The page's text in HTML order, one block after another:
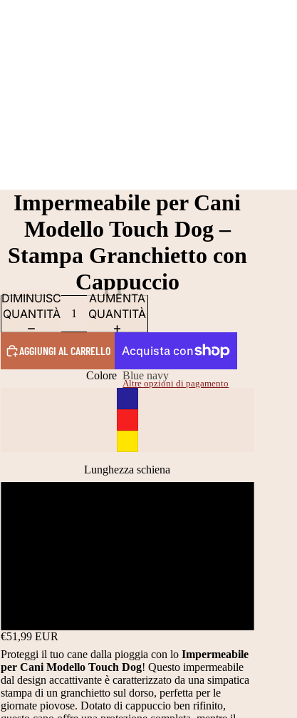
Impermeabile per Cani
Modello Touch Dog –
Stampa Granchietto con
Cappuccio
DIMINUISCI
QUANTITÀ
AUMENTA
QUANTITÀ
AGGIUNGI AL CARRELLO
Altre opzioni di pagamento
Colore Blue navy
Lunghezza schiena
€51,99 EUR
Proteggi il tuo cane dalla pioggia con lo Impermeabile
per Cani Modello Touch Dog! Questo impermeabile
dal design accattivante è caratterizzato da una simpatica
stampa di un granchietto sul dorso, perfetta per le
giornate piovose. Dotato di cappuccio ben rifinito,